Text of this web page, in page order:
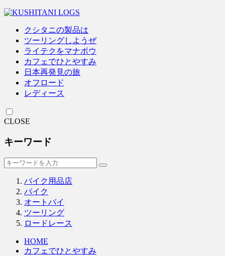
クシタニの製品は
ツーリングしようぜ
ライテクをマナボウ
カフェでひとやすみ
日本再発見の旅
オフロード
レディース
CLOSE
キーワード
バイク用品店
バイク
オートバイ
ツーリング
ロードレース
HOME
カフェでひとやすみ